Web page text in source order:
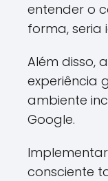
entender o
forma, seria
Além disso,
experiência
ambiente
Google.
consciente